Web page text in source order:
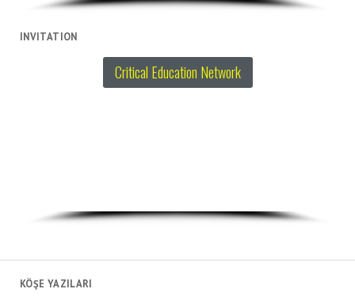
INVITATION
Critical Education Network
KÖŞE YAZILARI